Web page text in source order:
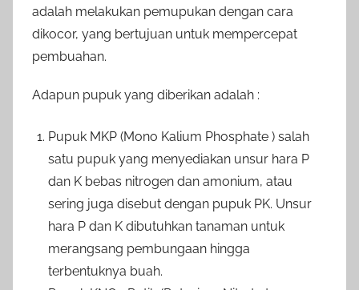
adalah melakukan pemupukan dengan cara
dikocor, yang bertujuan untuk mempercepat
pembuahan.
Adapun pupuk yang diberikan adalah :
Pupuk MKP (Mono Kalium Phosphate ) salah
satu pupuk yang menyediakan unsur hara P
dan K bebas nitrogen dan amonium, atau
sering juga disebut dengan pupuk PK. Unsur
hara P dan K dibutuhkan tanaman untuk
merangsang pembungaan hingga
terbentuknya buah.